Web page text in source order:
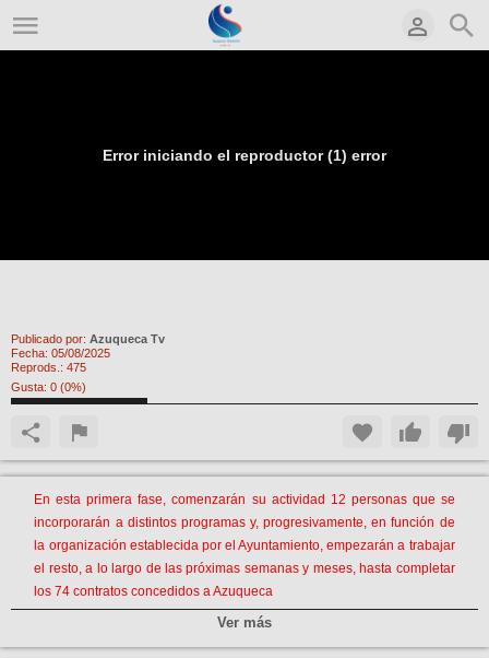
Error iniciando el reproductor (1) error
Publicado por: Azuqueca Tv
Fecha: 05/08/2025
Reprods.: 475
Gusta: 0 (0%)
En esta primera fase, comenzarán su actividad 12 personas que se
incorporarán a distintos programas y, progresivamente, en función de
la organización establecida por el Ayuntamiento, empezarán a trabajar
el resto, a lo largo de las próximas semanas y meses, hasta completar
los 74 contratos concedidos a Azuqueca
Video-Noticias
Ver más